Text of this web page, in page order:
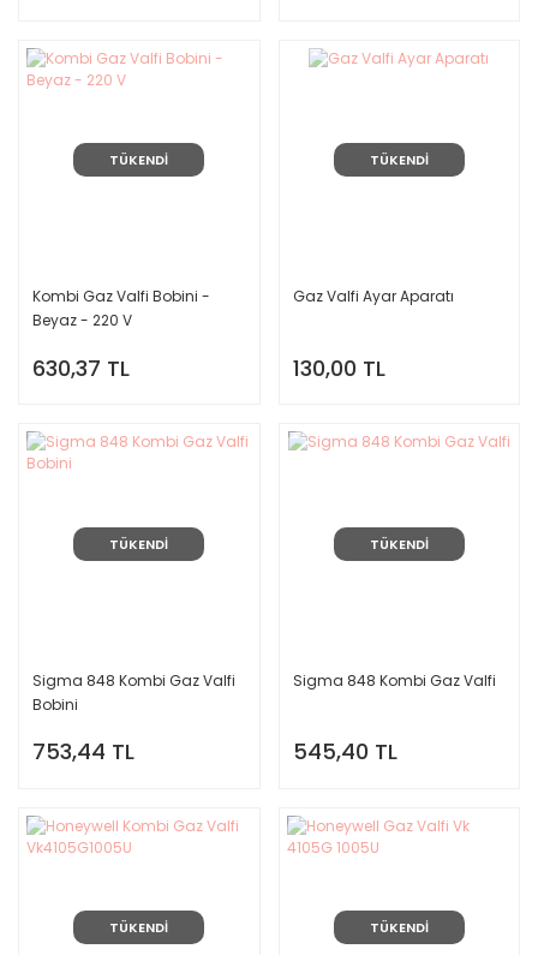
TÜKENDİ
Kombi Gaz Valfi Bobini -
Beyaz - 220 V
630,37 TL
TÜKENDİ
Gaz Valfi Ayar Aparatı
130,00 TL
TÜKENDİ
Sigma 848 Kombi Gaz Valfi
Bobini
753,44 TL
TÜKENDİ
Sigma 848 Kombi Gaz Valfi
545,40 TL
TÜKENDİ TÜKENDİ